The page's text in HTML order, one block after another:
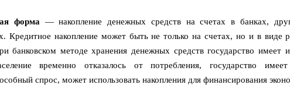
форма — накопление денежных средств на счетах в банках,
Кредитное накопление может быть не только на счетах, но и в виде
банковском методе хранения денежных средств государство
временно отказалось от потребления, государство имеет
спрос, может использовать накопления для финансирования